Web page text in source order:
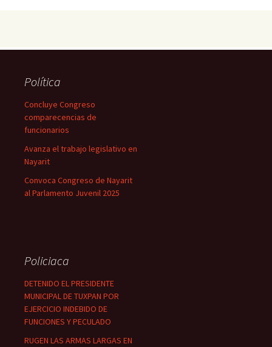
Política
Concluye Congreso
comparecencias de
funcionarios
Avanza el trabajo legislativo en
Nayarit
Convoca Congreso de Nayarit
al Parlamento Juvenil 2025
Policiaca
DETENIDO EL PRESIDENTE
MUNICIPAL DE TUXPAN POR
EJERCICIO INDEBIDO DE
FUNCIONES Y PECULADO
RUGEN LAS ARMAS LARGAS EN